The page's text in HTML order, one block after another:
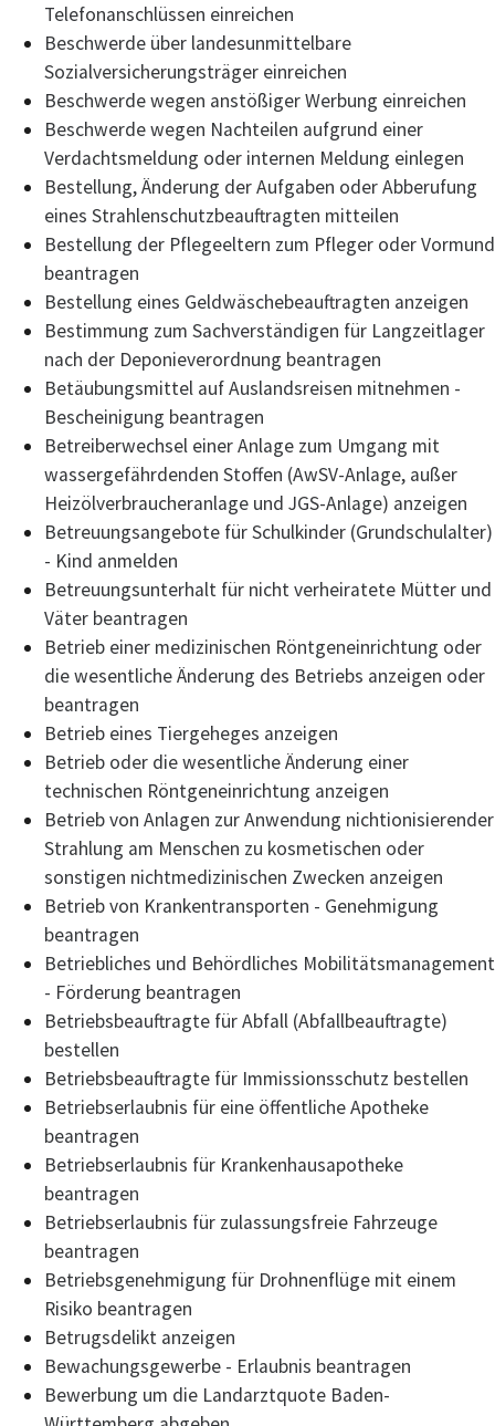
Telefonanschlüssen einreichen
Beschwerde über landesunmittelbare
Sozialversicherungsträger einreichen
Beschwerde wegen anstößiger Werbung einreichen
Beschwerde wegen Nachteilen aufgrund einer
Verdachtsmeldung oder internen Meldung einlegen
Bestellung, Änderung der Aufgaben oder Abberufung
eines Strahlenschutzbeauftragten mitteilen
Bestellung der Pflegeeltern zum Pfleger oder Vormund
beantragen
Bestellung eines Geldwäschebeauftragten anzeigen
Bestimmung zum Sachverständigen für Langzeitlager
nach der Deponieverordnung beantragen
Betäubungsmittel auf Auslandsreisen mitnehmen -
Bescheinigung beantragen
Betreiberwechsel einer Anlage zum Umgang mit
wassergefährdenden Stoffen (AwSV-Anlage, außer
Heizölverbraucheranlage und JGS-Anlage) anzeigen
Betreuungsangebote für Schulkinder (Grundschulalter)
- Kind anmelden
Betreuungsunterhalt für nicht verheiratete Mütter und
Väter beantragen
Betrieb einer medizinischen Röntgeneinrichtung oder
die wesentliche Änderung des Betriebs anzeigen oder
beantragen
Betrieb eines Tiergeheges anzeigen
Betrieb oder die wesentliche Änderung einer
technischen Röntgeneinrichtung anzeigen
Betrieb von Anlagen zur Anwendung nichtionisierender
Strahlung am Menschen zu kosmetischen oder
sonstigen nichtmedizinischen Zwecken anzeigen
Betrieb von Krankentransporten - Genehmigung
beantragen
Betriebliches und Behördliches Mobilitätsmanagement
- Förderung beantragen
Betriebsbeauftragte für Abfall (Abfallbeauftragte)
bestellen
Betriebsbeauftragte für Immissionsschutz bestellen
Betriebserlaubnis für eine öffentliche Apotheke
beantragen
Betriebserlaubnis für Krankenhausapotheke
beantragen
Betriebserlaubnis für zulassungsfreie Fahrzeuge
beantragen
Betriebsgenehmigung für Drohnenflüge mit einem
Risiko beantragen
Betrugsdelikt anzeigen
Bewachungsgewerbe - Erlaubnis beantragen
Bewerbung um die Landarztquote Baden-